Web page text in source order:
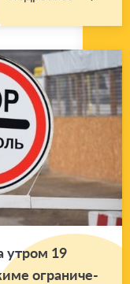
утром 19
огра­ни­че­